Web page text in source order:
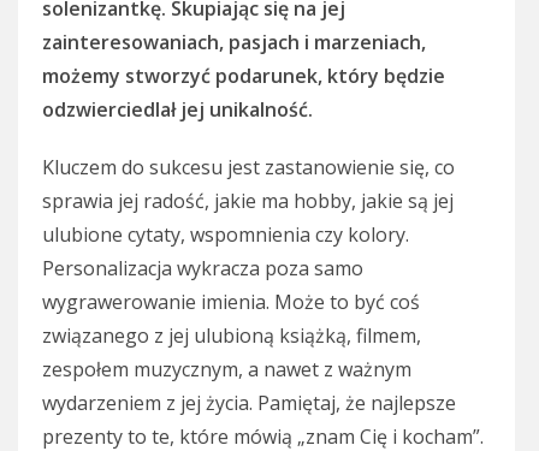
solenizantkę. Skupiając się na jej
zainteresowaniach, pasjach i marzeniach,
możemy stworzyć podarunek, który będzie
odzwierciedlał jej unikalność.
Kluczem do sukcesu jest zastanowienie się, co
sprawia jej radość, jakie ma hobby, jakie są jej
ulubione cytaty, wspomnienia czy kolory.
Personalizacja wykracza poza samo
wygrawerowanie imienia. Może to być coś
związanego z jej ulubioną książką, filmem,
zespołem muzycznym, a nawet z ważnym
wydarzeniem z jej życia. Pamiętaj, że najlepsze
prezenty to te, które mówią „znam Cię i kocham”.